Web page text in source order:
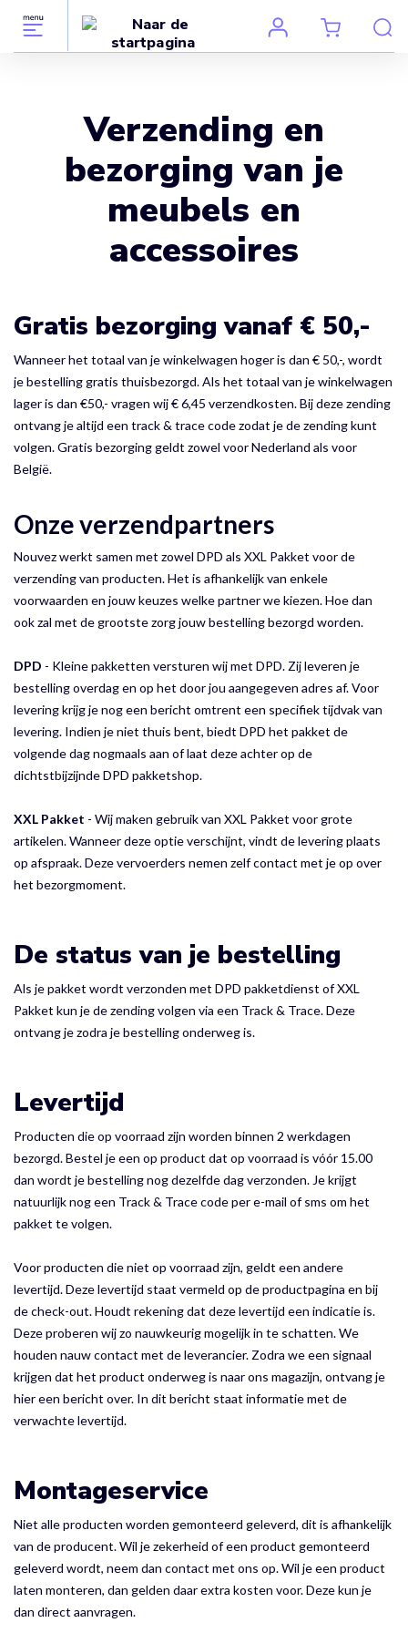
Verzending en
bezorging van je
meubels en
accessoires
Gratis bezorging vanaf € 50,-
Wanneer het totaal van je winkelwagen hoger is dan € 50,-, wordt
je bestelling gratis thuisbezorgd. Als het totaal van je winkelwagen
lager is dan €50,- vragen wij € 6,45 verzendkosten. Bij deze zending
ontvang je altijd een track & trace code zodat je de zending kunt
volgen. Gratis bezorging geldt zowel voor Nederland als voor
België.
Onze verzendpartners
Nouvez werkt samen met zowel DPD als XXL Pakket voor de
verzending van producten. Het is afhankelijk van enkele
voorwaarden en jouw keuzes welke partner we kiezen. Hoe dan
ook zal met de grootste zorg jouw bestelling bezorgd worden.
DPD - Kleine pakketten versturen wij met DPD. Zij leveren je
bestelling overdag en op het door jou aangegeven adres af. Voor
levering krijg je nog een bericht omtrent een specifiek tijdvak van
levering. Indien je niet thuis bent, biedt DPD het pakket de
volgende dag nogmaals aan of laat deze achter op de
dichtstbijzijnde DPD pakketshop.
XXL Pakket - Wij maken gebruik van XXL Pakket voor grote
artikelen. Wanneer deze optie verschijnt, vindt de levering plaats
op afspraak. Deze vervoerders nemen zelf contact met je op over
het bezorgmoment.
De status van je bestelling
Als je pakket wordt verzonden met DPD pakketdienst of XXL
Pakket kun je de zending volgen via een Track & Trace. Deze
ontvang je zodra je bestelling onderweg is.
Levertijd
Producten die op voorraad zijn worden binnen 2 werkdagen
bezorgd. Bestel je een op product dat op voorraad is vóór 15.00
dan wordt je bestelling nog dezelfde dag verzonden. Je krijgt
natuurlijk nog een Track & Trace code per e-mail of sms om het
pakket te volgen.
Voor producten die niet op voorraad zijn, geldt een andere
levertijd. Deze levertijd staat vermeld op de productpagina en bij
de check-out. Houdt rekening dat deze levertijd een indicatie is.
Deze proberen wij zo nauwkeurig mogelijk in te schatten. We
houden nauw contact met de leverancier. Zodra we een signaal
krijgen dat het product onderweg is naar ons magazijn, ontvang je
hier een bericht over. In dit bericht staat informatie met de
verwachte levertijd.
Montageservice
Niet alle producten worden gemonteerd geleverd, dit is afhankelijk
van de producent. Wil je zekerheid of een product gemonteerd
geleverd wordt, neem dan contact met ons op. Wil je een product
laten monteren, dan gelden daar extra kosten voor. Deze kun je
dan direct aanvragen.